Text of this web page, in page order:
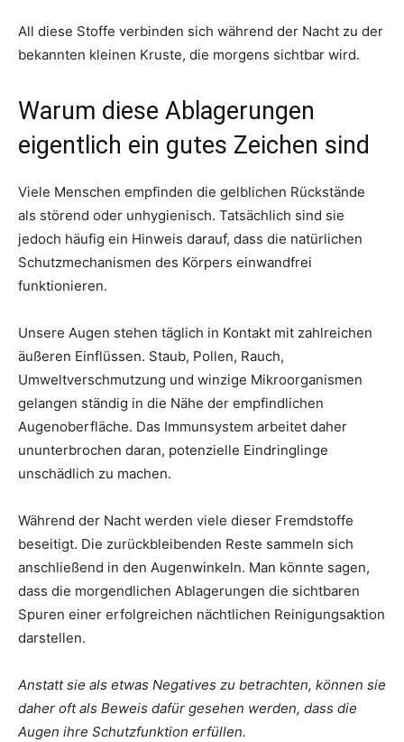
All diese Stoffe verbinden sich während der Nacht zu der
bekannten kleinen Kruste, die morgens sichtbar wird.
Warum diese Ablagerungen
eigentlich ein gutes Zeichen sind
Viele Menschen empfinden die gelblichen Rückstände
als störend oder unhygienisch. Tatsächlich sind sie
jedoch häufig ein Hinweis darauf, dass die natürlichen
Schutzmechanismen des Körpers einwandfrei
funktionieren.
Unsere Augen stehen täglich in Kontakt mit zahlreichen
äußeren Einflüssen. Staub, Pollen, Rauch,
Umweltverschmutzung und winzige Mikroorganismen
gelangen ständig in die Nähe der empfindlichen
Augenoberfläche. Das Immunsystem arbeitet daher
ununterbrochen daran, potenzielle Eindringlinge
unschädlich zu machen.
Während der Nacht werden viele dieser Fremdstoffe
beseitigt. Die zurückbleibenden Reste sammeln sich
anschließend in den Augenwinkeln. Man könnte sagen,
dass die morgendlichen Ablagerungen die sichtbaren
Spuren einer erfolgreichen nächtlichen Reinigungsaktion
darstellen.
Anstatt sie als etwas Negatives zu betrachten, können sie
daher oft als Beweis dafür gesehen werden, dass die
Augen ihre Schutzfunktion erfüllen.